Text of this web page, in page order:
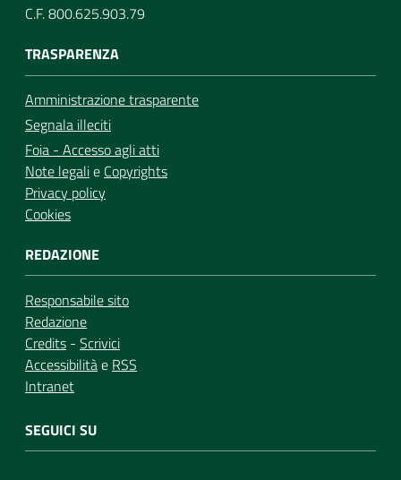
C.F. 800.625.903.79
TRASPARENZA
Amministrazione trasparente
Segnala illeciti
Foia - Accesso agli atti
Note legalie Copyrights
Privacy policy
Cookies
REDAZIONE
Responsabile sito
Redazione
Credits - Scrivici
Accessibilitàe RSS
Intranet
SEGUICI SU